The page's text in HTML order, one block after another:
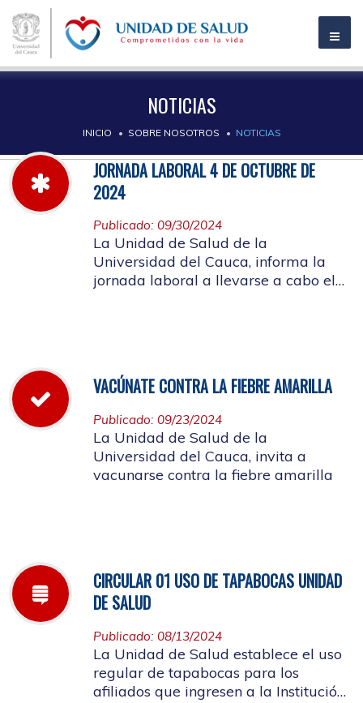
NOTICIAS
INICIO SOBRE NOSOTROS NOTICIAS
JORNADA LABORAL 4 DE OCTUBRE DE
2024
Publicado: 09/30/2024
La Unidad de Salud de la
Universidad del Cauca, informa la
jornada laboral a llevarse a cabo el
VACÚNATE CONTRA LA FIEBRE AMARILLA
Publicado: 09/23/2024
La Unidad de Salud de la
Universidad del Cauca, invita a
vacunarse contra la fiebre amarilla
CIRCULAR 01 USO DE TAPABOCAS UNIDAD
DE SALUD
Publicado: 08/13/2024
La Unidad de Salud establece el uso
regular de tapabocas para los
afiliados que ingresen a la Institución